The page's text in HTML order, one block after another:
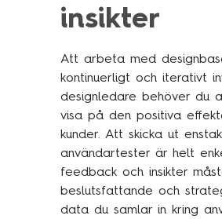
insikter
Att arbeta med
kontinuerligt och iterativt
designledare behöver du
visa på den positiva
kunder. Att skicka ut
användartester är helt
feedback och insikter
beslutsfattande och
data du samlar in kring